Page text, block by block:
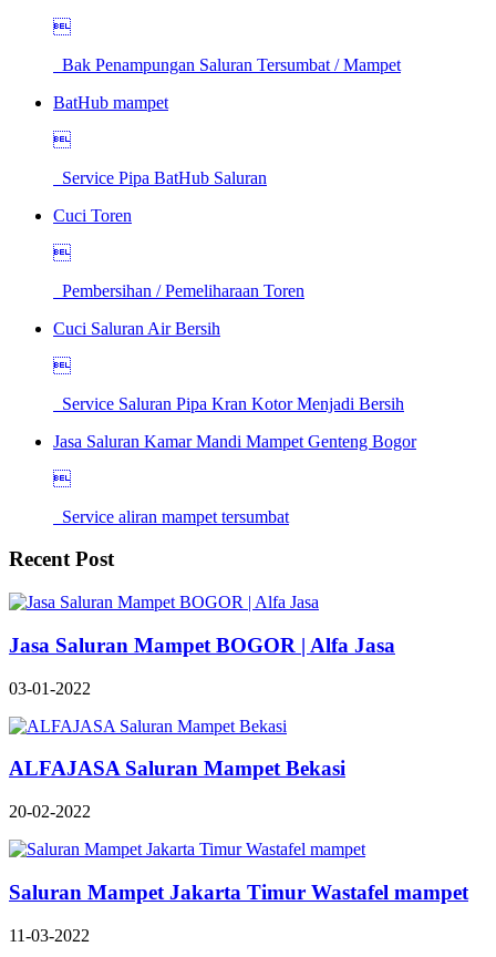

Bak Penampungan Saluran Tersumbat / Mampet
BatHub mampet

Service Pipa BatHub Saluran
Cuci Toren

Pembersihan / Pemeliharaan Toren
Cuci Saluran Air Bersih

Service Saluran Pipa Kran Kotor Menjadi Bersih
Jasa Saluran Kamar Mandi Mampet Genteng Bogor

Service aliran mampet tersumbat
Recent Post
Jasa Saluran Mampet BOGOR | Alfa Jasa
03-01-2022
ALFAJASA Saluran Mampet Bekasi
20-02-2022
Saluran Mampet Jakarta Timur Wastafel mampet
11-03-2022